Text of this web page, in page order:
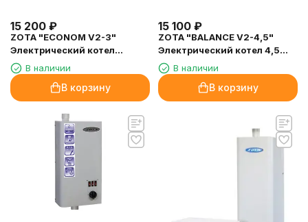
15 200 ₽
ZOTA "ECONOM V2-3"
Электрический котел
(комплект) 3кВт
В наличии
В корзину
15 100 ₽
ZOTA "BALANCE V2-4,5"
Электрический котел 4,5
кВтВ наличии
В корзину